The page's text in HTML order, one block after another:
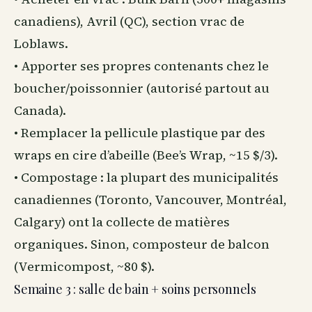
canadiens), Avril (QC), section vrac de
Loblaws.
• Apporter ses propres contenants chez le
boucher/poissonnier (autorisé partout au
Canada).
• Remplacer la pellicule plastique par des
wraps en cire d’abeille (Bee’s Wrap, ~15 $/3).
• Compostage : la plupart des municipalités
canadiennes (Toronto, Vancouver, Montréal,
Calgary) ont la collecte de matières
organiques. Sinon, composteur de balcon
(Vermicompost, ~80 $).
Semaine 3 : salle de bain + soins personnels